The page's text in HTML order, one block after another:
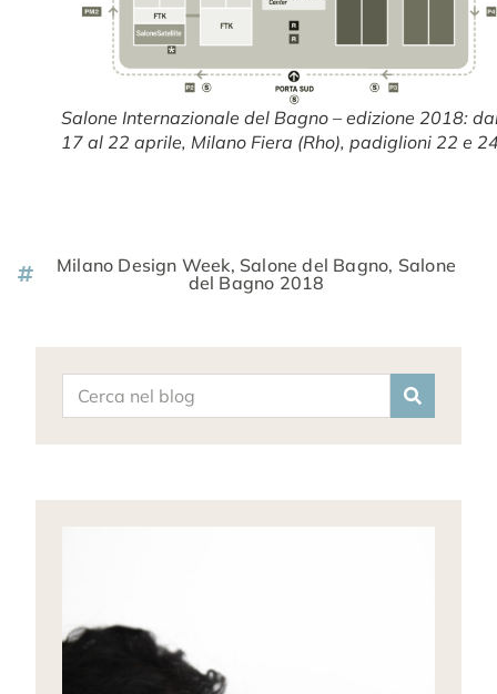
Salone Internazionale del Bagno – edizione 2018:
17 al 22 aprile, Milano Fiera (Rho), padiglioni 22 e
Milano Design Week, Salone del Bagno, Salone
del Bagno 2018